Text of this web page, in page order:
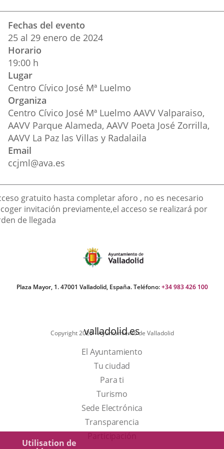
Utilisation de
una una una
del
evento
Fechas del evento
25 al 29 enero de 2024
Horario
19:00 h
Lugar
Centro Cívico José Mª Luelmo
Organiza
Centro Cívico José Mª Luelmo AAVV Valparaiso,
AAVV Parque Alameda, AAVV Poeta José Zorrilla,
AAVV La Paz las Villas y Radalaila
Email
ccjml@ava.es
gratuito hasta completar aforo , no es necesario
invitación previamente,el acceso se realizará por
de llegada
Plaza Mayor, 1. 47001 Valladolid, España. Teléfono:+34 983 426 100
Copyright 2025 - Ayuntamiento de Valladolid
valladolid.es
El Ayuntamiento
Tu ciudad
Para ti
TurismoEste
enlace
se
Sede Electrónica
Transparencia